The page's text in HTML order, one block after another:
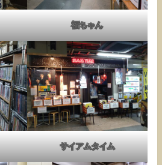
福ちゃん
サイアムタイム